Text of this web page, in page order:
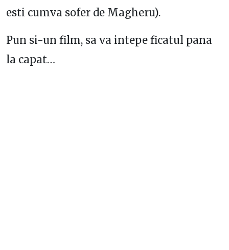
esti cumva sofer de Magheru).
Pun si-un film, sa va intepe ficatul pana
la capat…